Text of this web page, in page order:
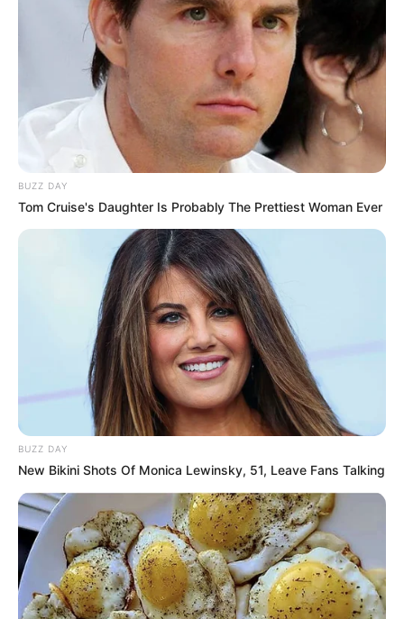
Le pronostic étant établi 24 heures à l’avance, il est
préférable de venir vérifier celui-ci quelques minutes avant
le départ. Car dans le cas de non-partant le pronostic est
susceptible d’évoluer jusqu’à 15 minutes avant la course
du Tiercé Quarté Quinté.
Pour vous aider à faire votre prono n’hésitez pas à utiliser
notre logiciel dePronostics-Spot ou bien notrelogiciel-Turf
ils ont l’avantage d’être gratuits.
PRONOSTIC QUINTÉ PRIX CONSTELLATION
de la meilleure presse PMU
BUZZ DAY
Tom Cruise's Daughter Is Probably The Prettiest Woman Ever
BUZZ DAY
New Bikini Shots Of Monica Lewinsky, 51, Leave Fans Talking